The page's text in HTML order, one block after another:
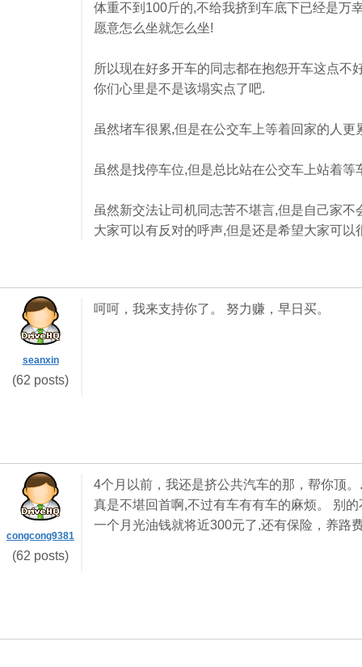
体重不到100斤的,不给我挤到车底下已经是万
愿意怎么坐就怎么坐!
所以现在好多开车的同志都在抱怨开车这点不
你们心里是不是该塌实点了吧.
虽然堵车很累,但是在公交车上等着回家的人更
虽然是找停车位,但是总比站在公交车上站着等
虽然新交法让司机同志苦不堪言,但是自己家
大家可以有反对的呼声,但是还是希望大家可
seanxin
(62 posts)
呵呵，我来支持你了。 努力赚，早日买。
congcong9381
(62 posts)
4个月以前，我还是挤公共汽车的那，帮你顶
真是不堪回首啊,不过有车有有车的麻烦。 别
一个月光油钱就将近300元了,还有保险，养路